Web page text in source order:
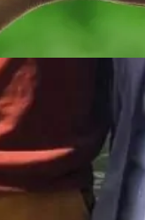
Welche
welchen
sind